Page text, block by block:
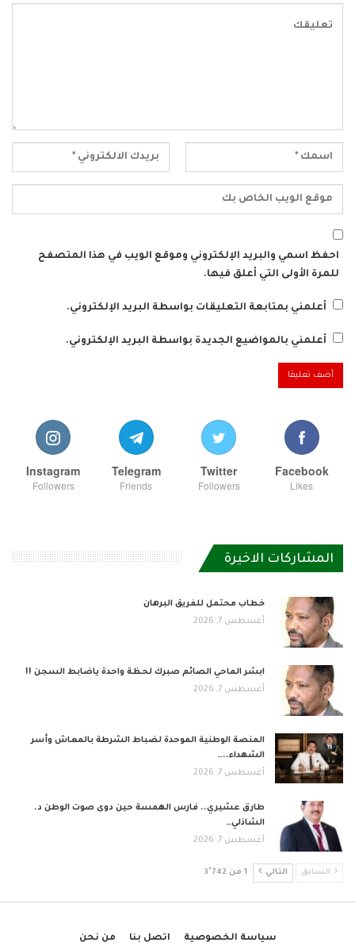
احفظ اسمي والبريد الإلكتروني وموقع الويب في هذا المتصفح
للمرة الأولى التي أعلق فيها.
أعلمني بمتابعة التعليقات بواسطة البريد الإلكتروني.
أعلمني بالمواضيع الجديدة بواسطة البريد الإلكتروني.
Facebook
Likes
Twitter
Followers
Telegram
Friends
Instagram
Followers
المشاركات الاخيرة
خطاب محتمل للفريق البرهان
أغسطس 7, 2026
ابشر الماحي الصائم صبرك لحظة واحدة ياضابط السجن !!
أغسطس 7, 2026
المنصة الوطنية الموحدة لضباط الشرطة بالمعاش وأسر
الشهداء..…
أغسطس 7, 2026
طارق عشيري.. فارس الهمسة حين دوى صوت الوطن د.
الشاذلي…
أغسطس 7, 2026
السابق التالي 1 من 3٬742
سياسة الخصوصية اتصل بنا من نحن